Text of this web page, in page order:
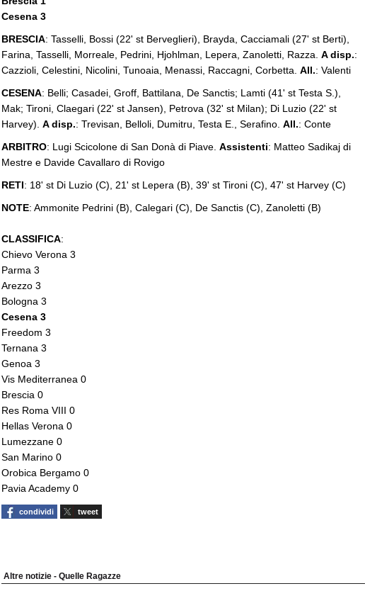
Cesena 3
BRESCIA: Tasselli, Bossi (22' st Berveglieri), Brayda, Cacciamali (27' st Berti),
Farina, Tasselli, Morreale, Pedrini, Hjohlman, Lepera, Zanoletti, Razza. A disp.:
Cazzioli, Celestini, Nicolini, Tunoaia, Menassi, Raccagni, Corbetta. All.: Valenti
CESENA: Belli; Casadei, Groff, Battilana, De Sanctis; Lamti (41' st Testa S.),
Mak; Tironi, Claegari (22' st Jansen), Petrova (32' st Milan); Di Luzio (22' st
Harvey). A disp.: Trevisan, Belloli, Dumitru, Testa E., Serafino. All.: Conte
ARBITRO: Lugi Scicolone di San Donà di Piave. Assistenti: Matteo Sadikaj di
Mestre e Davide Cavallaro di Rovigo
RETI: 18' st Di Luzio (C), 21' st Lepera (B), 39' st Tironi (C), 47' st Harvey (C)
NOTE: Ammonite Pedrini (B), Calegari (C), De Sanctis (C), Zanoletti (B)
CLASSIFICA:
Chievo Verona 3
Parma 3
Arezzo 3
Bologna 3
Cesena 3
Freedom 3
Ternana 3
Genoa 3
Vis Mediterranea 0
Brescia 0
Res Roma VIII 0
Hellas Verona 0
Lumezzane 0
San Marino 0
Orobica Bergamo 0
Pavia Academy 0
condividi tweet
Altre notizie - Quelle Ragazze